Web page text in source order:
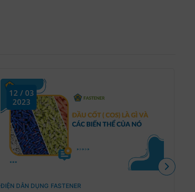
12 / 03
2023
ĐIỆN DÂN DỤNG FASTENER